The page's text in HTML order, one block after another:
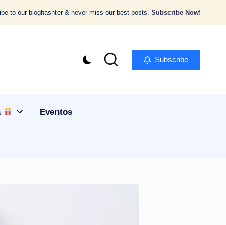
to our bloghashter & never miss our best posts. Subscribe Now!
Subscribe
Eventos